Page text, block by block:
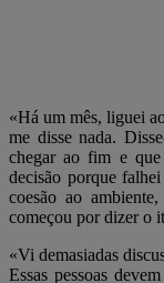
«Há um mês, liguei
me disse nada.
chegar ao fim e que
decisão porque
coesão ao
começou por dizer o
«Vi demasiadas
Essas pessoas